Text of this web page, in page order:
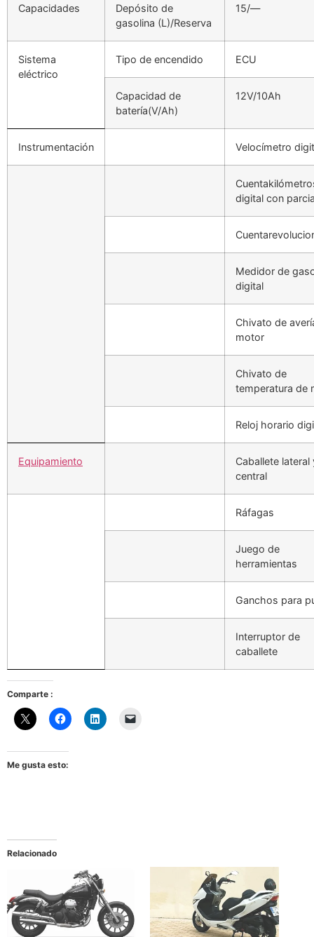
Capacidades
Depósito de
gasolina (L)/Reserva
15/—
Sistema
eléctrico
Tipo de encendido ECU
Capacidad de
batería(V/Ah)
12V/10Ah
Instrumentación Velocímetro
digital con
Medidor de
digital
Chivato de
motor
Chivato de
temperatura de
Reloj horario
Equipamiento
Caballete lateral
central
Ráfagas
Juego de
herramientas
Ganchos para
Interruptor de
caballete
Comparte :
Me gusta esto:
Relacionado